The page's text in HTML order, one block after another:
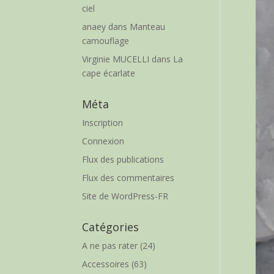
ciel
anaey dans Manteau
camouflage
Virginie MUCELLI dans La
cape écarlate
Méta
Inscription
Connexion
Flux des publications
Flux des commentaires
Site de WordPress-FR
Catégories
A ne pas rater (24)
Accessoires (63)